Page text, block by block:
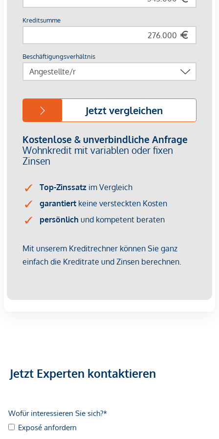
Fußbodenheizung und -kühlung mittels
Fernwärme/Fernkälte
Klimaanlage im 8. Obergeschoss und 1. Dachgeschoss
Hochwertiger Echtholzparkettboden in Eiche
Videogegensprechanlage
Pflanztröge auf zahlreichen Freiflächen
3% Kundenprovision
Bei diesem Angebot handelt es sich um eine
Vorsorgewohnung, die zu Vermietungszwecken erworben
Der angegebene Kaufpreis versteht sich daher zzgl.
20% USt. Diese Daten sind vorbehaltlich möglicher
Betriebskosten : Die aktuell vorgeschriebenen
Gesundheit
Arzt <250m
Jetzt Experten kontaktieren